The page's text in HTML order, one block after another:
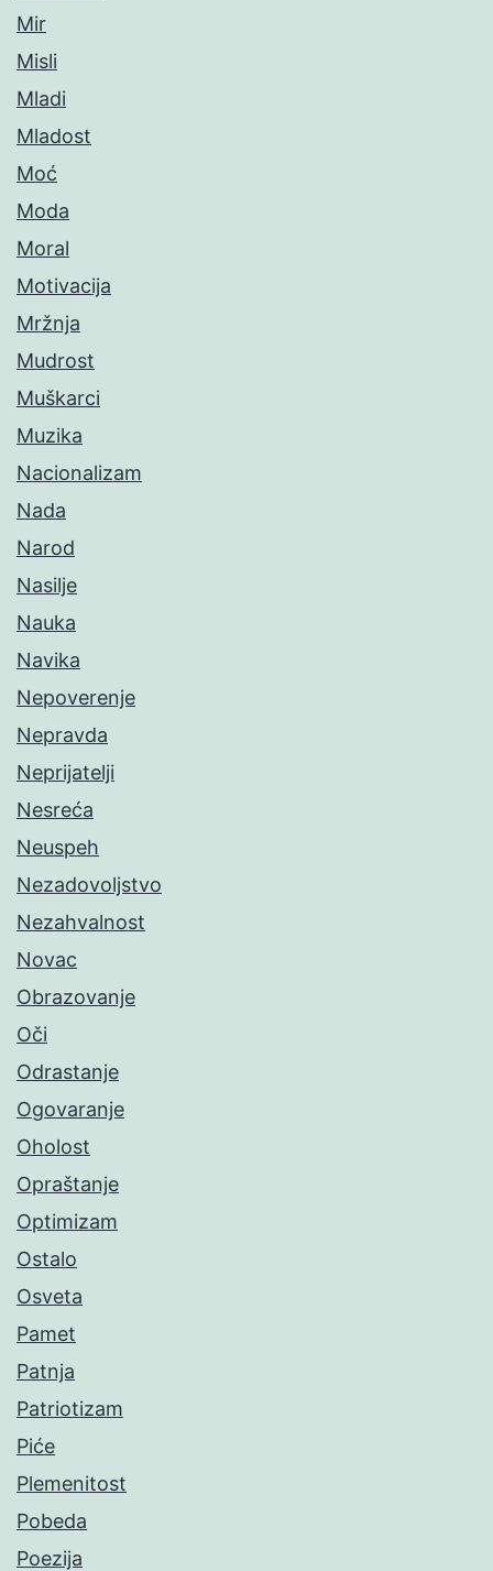
Mir
Misli
Mladi
Mladost
Moć
Moda
Moral
Motivacija
Mržnja
Mudrost
Muškarci
Muzika
Nacionalizam
Nada
Narod
Nasilje
Nauka
Navika
Nepoverenje
Nepravda
Neprijatelji
Nesreća
Neuspeh
Nezadovoljstvo
Nezahvalnost
Novac
Obrazovanje
Oči
Odrastanje
Ogovaranje
Oholost
Opraštanje
Optimizam
Ostalo
Osveta
Pamet
Patnja
Patriotizam
Piće
Plemenitost
Pobeda
Poezija